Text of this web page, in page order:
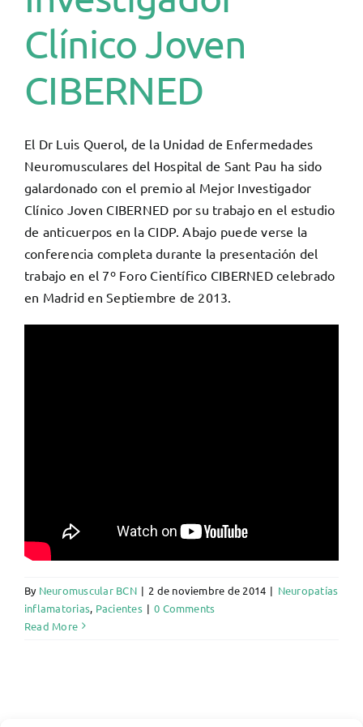
Clínico Joven
CIBERNED
El Dr Luis Querol, de la Unidad de Enfermedades
Neuromusculares del Hospital de Sant Pau ha sido
galardonado con el premio al Mejor Investigador
Clínico Joven CIBERNED por su trabajo en el estudio
de anticuerpos en la CIDP. Abajo puede verse la
conferencia completa durante la presentación del
trabajo en el 7º Foro Científico CIBERNED celebrado
en Madrid en Septiembre de 2013.
By Neuromuscular BCN | 2 de noviembre de 2014 | Neuropatías
inflamatorias, Pacientes | 0 Comments
Read More